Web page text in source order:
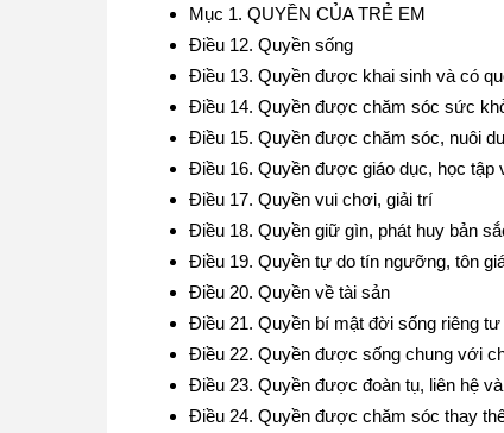
Mục 1. QUYỀN CỦA TRẺ EM
Điều 12. Quyền sống
Điều 13. Quyền được khai sinh và có
Điều 14. Quyền được chăm sóc sức
Điều 15. Quyền được chăm sóc, nuôi
Điều 16. Quyền được giáo dục, học tập
Điều 17. Quyền vui chơi, giải trí
Điều 18. Quyền giữ gìn, phát huy bản
Điều 19. Quyền tự do tín ngưỡng, tôn
Điều 20. Quyền về tài sản
Điều 21. Quyền bí mật đời sống riêng tư
Điều 22. Quyền được sống chung với
Điều 23. Quyền được đoàn tụ, liên hệ
Điều 24. Quyền được chăm sóc thay